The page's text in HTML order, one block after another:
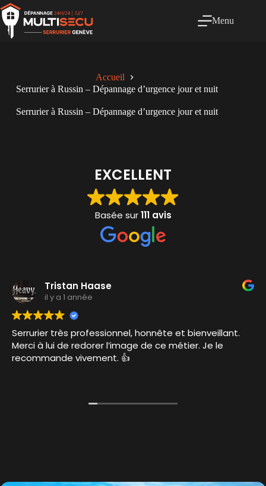
Passer
au
contenu
Menu
Accueil
Serrurier à Russin – Dépannage d’urgence jour et nuit
Serrurier à Russin – Dépannage d’urgence jour et nuit
EXCELLENT
Basée sur111 avis
Tristan Haase
il y a 1 année
Serrurier très professionnel, honnête et bienveillant.
Merci à lui de redorer l’image de ce métier. Je le
recommande vivement. 👍